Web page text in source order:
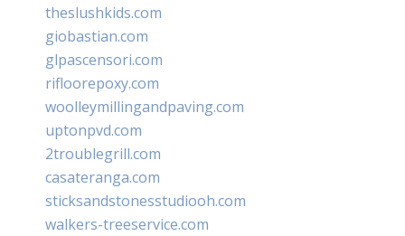
theslushkids.com
giobastian.com
glpascensori.com
rifloorepoxy.com
woolleymillingandpaving.com
uptonpvd.com
2troublegrill.com
casateranga.com
sticksandstonesstudiooh.com
walkers-treeservice.com